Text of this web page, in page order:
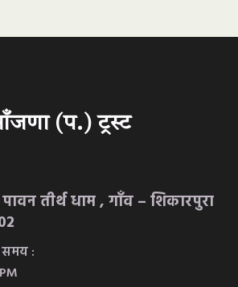
(प.) ट्रस्ट
तीर्थ धाम , गाँव – शिकारपुरा
: